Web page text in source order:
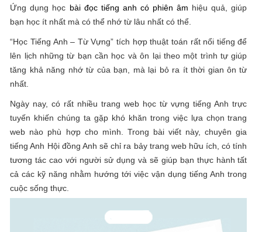
Ứng dụng học bài đọc tiếng anh có phiên âm hiệu quả, giúp
bạn học ít nhất mà có thể nhớ từ lâu nhất có thể.
“Học Tiếng Anh – Từ Vựng” tích hợp thuật toán rất nổi tiếng để
lên lịch những từ bạn cần học và ôn lại theo một trình tự giúp
tăng khả năng nhớ từ của bạn, mà lại bỏ ra ít thời gian ôn từ
nhất.
Ngày nay, có rất nhiều trang web học từ vựng tiếng Anh trực
tuyến khiến chúng ta gặp khó khăn trong việc lựa chọn trang
web nào phù hợp cho mình. Trong bài viết này, chuyên gia
tiếng Anh Hội đồng Anh sẽ chỉ ra bảy trang web hữu ích, có tính
tương tác cao với người sử dụng và sẽ giúp bạn thực hành tất
cả các kỹ năng nhằm hướng tới việc vận dụng tiếng Anh trong
cuộc sống thực.